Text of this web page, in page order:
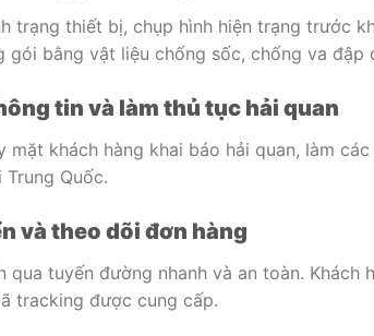
trạng thiết bị, chụp hình hiện trạng trước
gói bằng vật liệu chống sốc, chống va đập
tin và làm thủ tục hải quan
mặt khách hàng khai báo hải quan, làm các
Trung Quốc.
và theo dõi đơn hàng
qua tuyến đường nhanh và an toàn. Khách
tracking được cung cấp.